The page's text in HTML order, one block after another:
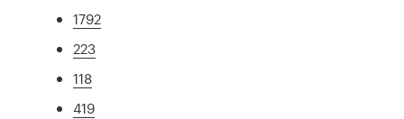
1792
223
118
419